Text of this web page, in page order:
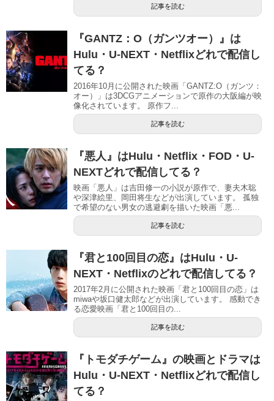
記事を読む
『GANTZ：O（ガンツオー）』は
Hulu・U-NEXT・Netflixどれで配信し
てる？
2016年10月に公開された映画「GANTZ:O（ガンツ：
オー）」は3DCGアニメーションで原作の大阪編が映
像化されています。 原作フ...
記事を読む
『悪人』はHulu・Netflix・FOD・U-
NEXTどれで配信してる？
映画「悪人」は吉田修一の小説が原作で、妻夫木聡
や深津絵里、岡田将生などが出演しています。 孤独
で希望のない男女の逃避劇を描いた映画「悪...
記事を読む
『君と100回目の恋』はHulu・U-
NEXT・Netflixのどれで配信してる？
2017年2月に公開された映画「君と100回目の恋」は
miwaや坂口健太郎などが出演しています。 感動でき
る恋愛映画「君と100回目の...
記事を読む
『トモダチゲーム』の映画とドラマは
Hulu・U-NEXT・Netflixどれで配信し
てる？